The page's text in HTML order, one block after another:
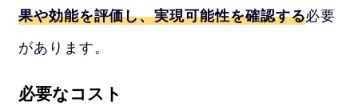
果や効能を評価し、実現可能性を確認する必要
があります。
必要なコスト